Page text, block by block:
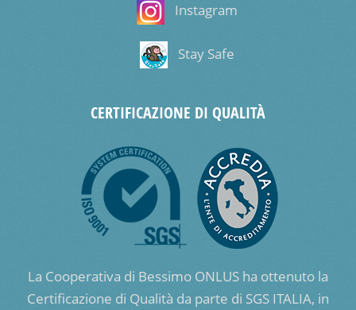
Instagram
Stay Safe
CERTIFICAZIONE DI QUALITÀ
La Cooperativa di Bessimo ONLUS ha ottenuto la
Certificazione di Qualità da parte di SGS ITALIA, in